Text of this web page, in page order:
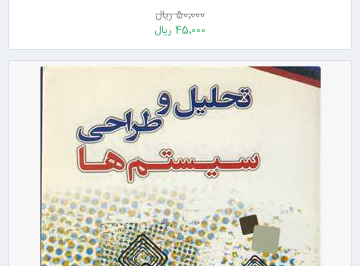
50٬000 ریال
45٬000 ریال